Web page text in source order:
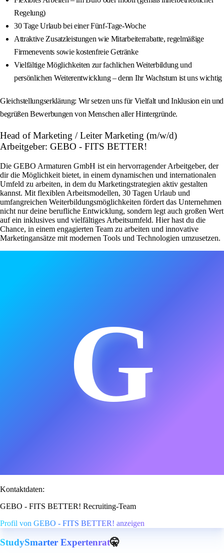
Regelung)
30 Tage Urlaub bei einer Fünf-Tage-Woche
Attraktive Zusatzleistungen wie Mitarbeiterrabatte, regelmäßige
Firmenevents sowie kostenfreie Getränke
Vielfältige Möglichkeiten zur fachlichen Weiterbildung und
persönlichen Weiterentwicklung – denn Ihr Wachstum ist uns wichtig
Gleichstellungserklärung: Wir setzen uns für Vielfalt und Inklusion ein und
begrüßen Bewerbungen von Menschen aller Hintergründe.
Head of Marketing / Leiter Marketing (m/w/d)
Arbeitgeber: GEBO - FITS BETTER!
Die GEBO Armaturen GmbH ist ein hervorragender Arbeitgeber, der
dir die Möglichkeit bietet, in einem dynamischen und internationalen
Umfeld zu arbeiten, in dem du Marketingstrategien aktiv gestalten
kannst. Mit flexiblen Arbeitsmodellen, 30 Tagen Urlaub und
umfangreichen Weiterbildungsmöglichkeiten fördert das Unternehmen
nicht nur deine berufliche Entwicklung, sondern legt auch großen Wert
auf ein inklusives und vielfältiges Arbeitsumfeld. Hier hast du die
Chance, in einem engagierten Team zu arbeiten und innovative
Marketingansätze mit modernen Tools und Technologien umzusetzen.
G
Kontaktdaten:
GEBO - FITS BETTER! Recruiting-Team
Profil von GEBO - FITS BETTER! anzeigen
StudySmarter Expertenrat🤫